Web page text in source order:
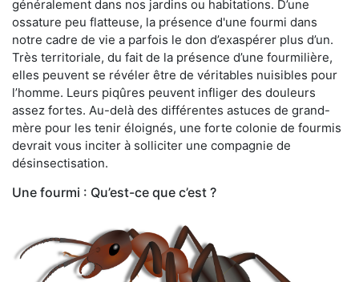
généralement dans nos jardins ou habitations. D’une
ossature peu flatteuse, la présence d'une fourmi dans
notre cadre de vie a parfois le don d’exaspérer plus d’un.
Très territoriale, du fait de la présence d’une fourmilière,
elles peuvent se révéler être de véritables nuisibles pour
l’homme. Leurs piqûres peuvent infliger des douleurs
assez fortes. Au-delà des différentes astuces de grand-
mère pour les tenir éloignés, une forte colonie de fourmis
devrait vous inciter à solliciter une compagnie de
désinsectisation.
Une fourmi : Qu’est-ce que c’est ?